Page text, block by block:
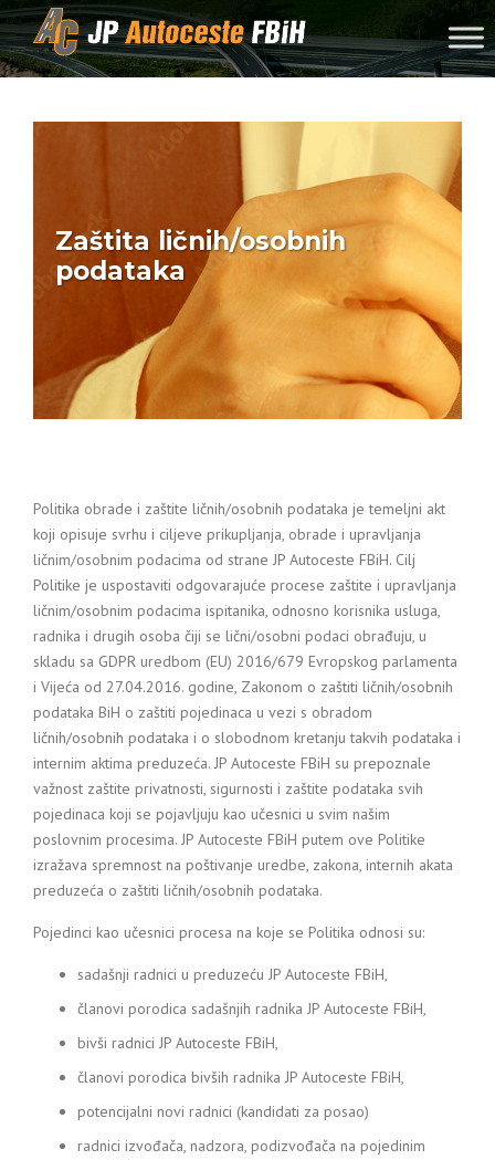
Skip to content
Zaštita ličnih/osobnih
podataka
Politika obrade i zaštite ličnih/osobnih podataka je temeljni akt
koji opisuje svrhu i ciljeve prikupljanja, obrade i upravljanja
ličnim/osobnim podacima od strane JP Autoceste FBiH. Cilj
Politike je uspostaviti odgovarajuće procese zaštite i upravljanja
ličnim/osobnim podacima ispitanika, odnosno korisnika usluga,
radnika i drugih osoba čiji se lični/osobni podaci obrađuju, u
skladu sa GDPR uredbom (EU) 2016/679 Evropskog parlamenta
i Vijeća od 27.04.2016. godine, Zakonom o zaštiti ličnih/osobnih
podataka BiH o zaštiti pojedinaca u vezi s obradom
ličnih/osobnih podataka i o slobodnom kretanju takvih podataka i
internim aktima preduzeća. JP Autoceste FBiH su prepoznale
važnost zaštite privatnosti, sigurnosti i zaštite podataka svih
pojedinaca koji se pojavljuju kao učesnici u svim našim
poslovnim procesima. JP Autoceste FBiH putem ove Politike
izražava spremnost na poštivanje uredbe, zakona, internih akata
preduzeća o zaštiti ličnih/osobnih podataka.
Pojedinci kao učesnici procesa na koje se Politika odnosi su:
sadašnji radnici u preduzeću JP Autoceste FBiH,
članovi porodica sadašnjih radnika JP Autoceste FBiH,
bivši radnici JP Autoceste FBiH,
članovi porodica bivših radnika JP Autoceste FBiH,
potencijalni novi radnici (kandidati za posao)
radnici izvođača, nadzora, podizvođača na pojedinim